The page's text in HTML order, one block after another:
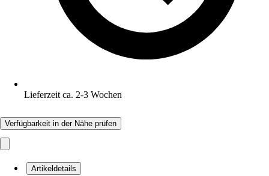
Lieferzeit ca. 2-3 Wochen
Verfügbarkeit in der Nähe prüfen
Artikeldetails